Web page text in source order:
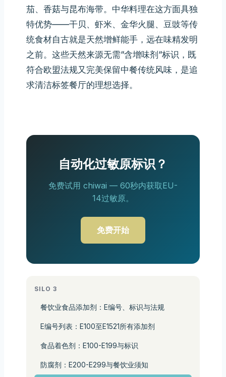
茄、香菇与昆布海带。中华料理在这方面具独
特优势——干贝、虾米、金华火腿、豆豉等传
统食材自古就是天然增鲜能手，远在味精发明
之前。这些天然来源无需“含增味剂“标识，既
符合欧盟法规又完美保留中餐传统风味，是追
求清洁标签餐厅的理想选择。
自动化过敏原标识？
免费试用 chiwai — 60秒内获取EU-
14过敏原。
免费开始
SILO 3
餐饮业食品添加剂：E编号、标识与法规
E编号列表：E100至E1521所有添加剂
食品着色剂：E100-E199与标识
防腐剂：E200-E299与餐饮业须知